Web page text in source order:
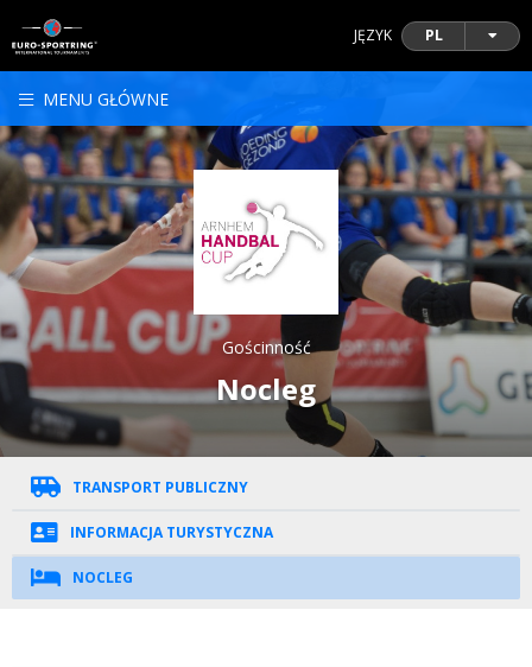
JĘZYK PL
MENU GŁÓWNE
Gościnność
Nocleg
TRANSPORT PUBLICZNY
INFORMACJA TURYSTYCZNA
NOCLEG